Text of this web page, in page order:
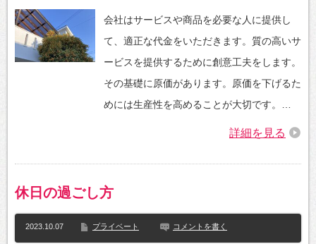
会社はサービスや商品を必要な人に提供し
て、適正な代金をいただきます。質の高いサ
ービスを提供するために創意工夫をします。
その基礎に原価があります。原価を下げるた
めには生産性を高めることが大切です。…
詳細を見る
休日の過ごし方
2023.10.07 プライベート コメントを書く